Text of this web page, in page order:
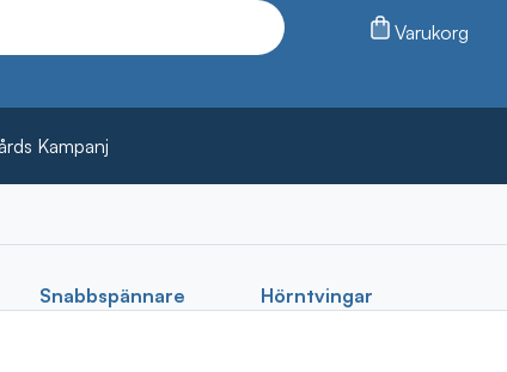
Varukorg
Kampanj
Snabbspännare
Hörntvingar